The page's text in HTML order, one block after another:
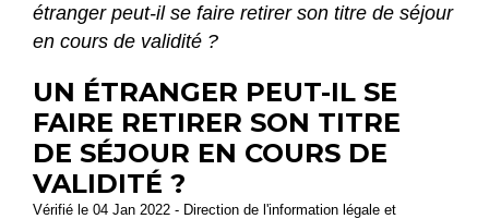
étranger peut-il se faire retirer son titre de séjour
en cours de validité ?
UN ÉTRANGER PEUT-IL SE
FAIRE RETIRER SON TITRE
DE SÉJOUR EN COURS DE
VALIDITÉ ?
Vérifié le 04 Jan 2022 - Direction de l'information légale et